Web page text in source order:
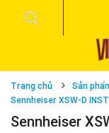
Trang chủ Sản
Sennheiser XSW-D
Sennheiser